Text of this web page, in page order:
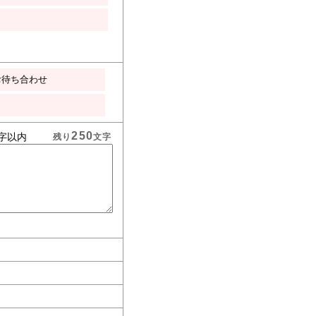
ち合わせ
以内 残り250文字